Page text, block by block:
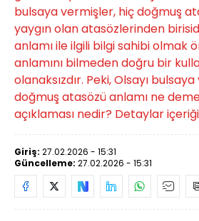
bulsaya vermişler, hiç doğmuş
yaygın olan atasözlerinden
anlamı ile ilgili bilgi sahibi olmak
anlamını bilmeden doğru bir
olanaksızdır. Peki, Olsayı
doğmuş atasözü anlamı ne
açıklaması nedir? Detaylar
Giriş: 27.02.2026 - 15:31
Güncelleme: 27.02.2026 - 15:31